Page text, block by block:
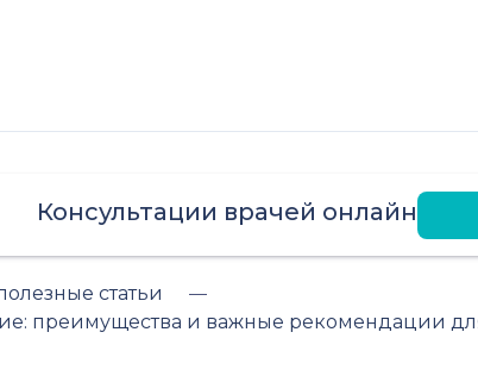
Консультации врачей онлайн
статьи
преимущества и важные рекомендации